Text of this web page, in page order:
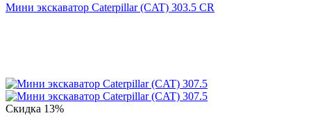
Мини экскаватор Caterpillar (CAT) 303.5 CR
Скидка 13%